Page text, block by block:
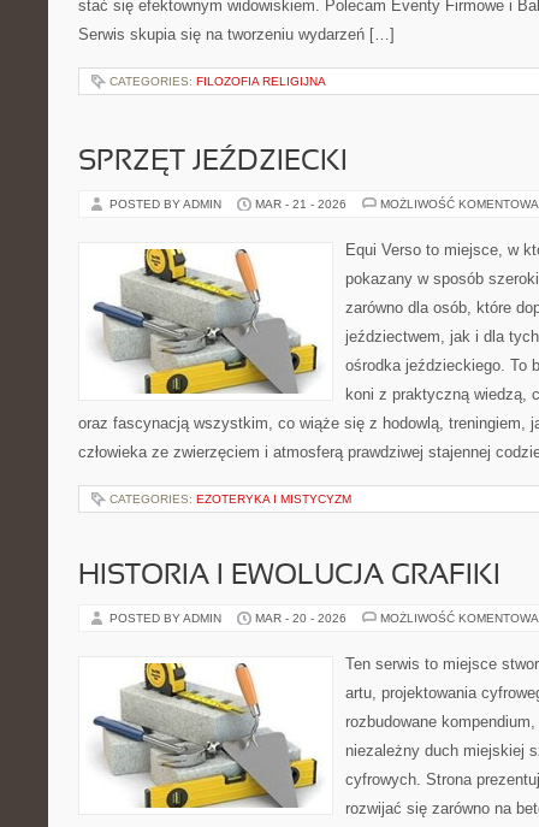
stać się efektownym widowiskiem. Polecam Eventy Firmowe i
Serwis skupia się na tworzeniu wydarzeń […]
CATEGORIES: FILOZOFIA RELIGIJNA
SPRZĘT JEŹDZIECKI
POSTED BY ADMIN MAR - 21 - 2026 MOŻLIWOŚĆ
Equi Verso to miejsce, w
pokazany w sposób
zarówno dla osób, które
jeździectwem, jak i dla
ośrodka jeździeckiego. To
koni z praktyczną wiedzą,
oraz fascynacją wszystkim, co wiąże się z hodowlą, treningiem,
człowieka ze zwierzęciem i atmosferą prawdziwej stajennej
CATEGORIES: EZOTERYKA I MISTYCYZM
HISTORIA I EWOLUCJA GRAFIKI
POSTED BY ADMIN MAR - 20 - 2026 MOŻLIWOŚĆ
Ten serwis to miejsce
artu, projektowania
rozbudowane
niezależny duch miejskiej
cyfrowych. Strona
rozwijać się zarówno na